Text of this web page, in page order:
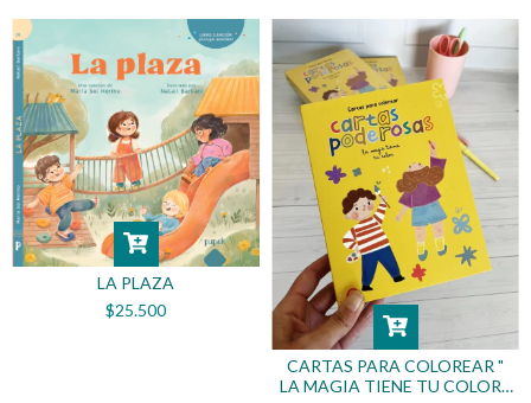
LA PLAZA
$25.500
CARTAS PARA COLOREAR "
LA MAGIA TIENE TU COLOR "